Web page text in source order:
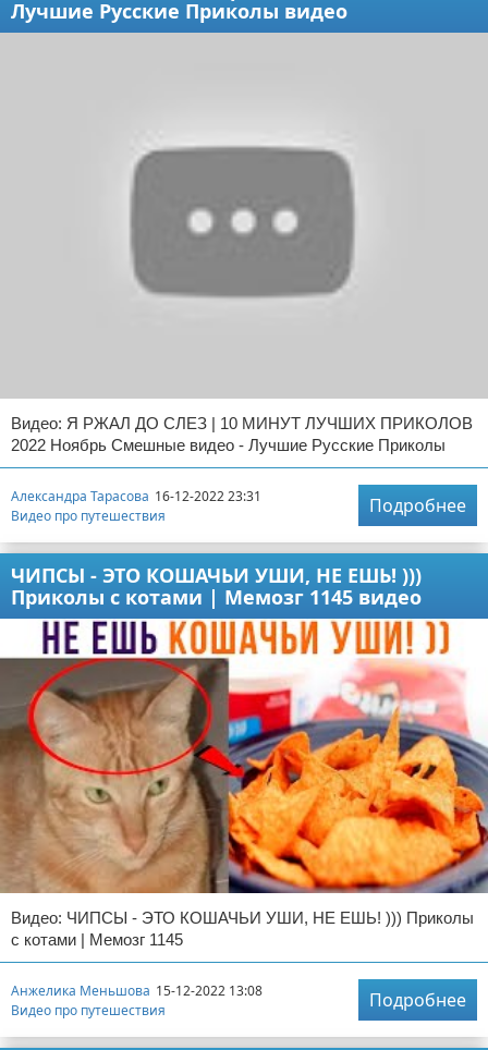
Лучшие Русские Приколы видео
Видео: Я РЖАЛ ДО СЛЕЗ | 10 МИНУТ ЛУЧШИХ ПРИКОЛОВ
2022 Ноябрь Смешные видео - Лучшие Русские Приколы
Александра Тарасова 16-12-2022 23:31
Видео про путешествия
Подробнее
ЧИПСЫ - ЭТО КОШАЧЬИ УШИ, НЕ ЕШЬ! )))
Приколы с котами | Мемозг 1145 видео
Видео: ЧИПСЫ - ЭТО КОШАЧЬИ УШИ, НЕ ЕШЬ! ))) Приколы
с котами | Мемозг 1145
Анжелика Меньшова 15-12-2022 13:08
Видео про путешествия
Подробнее